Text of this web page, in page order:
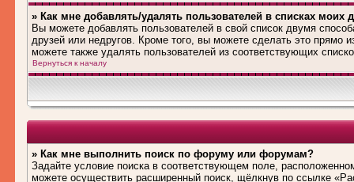
» Как мне добавлять/удалять пользователей в списках моих
Вы можете добавлять пользователей в свой список двумя
друзей или недругов. Кроме того, вы можете сделать это прямо
можете также удалять пользователей из соответствующих
Вернуться к началу
» Как мне выполнить поиск по форуму или форумам?
Задайте условие поиска в соответствующем поле,
можете осуществить расширенный поиск, щёлкнув по ссылке